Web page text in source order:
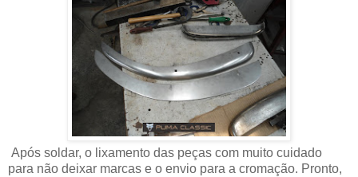
Após soldar, o lixamento das peças com muito cuidado
para não deixar marcas e o envio para a cromação. Pronto,